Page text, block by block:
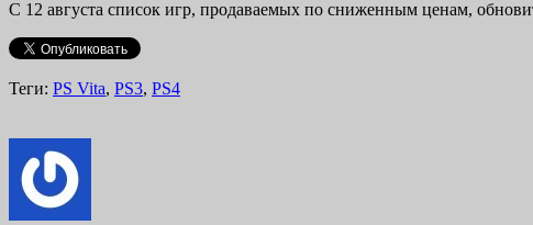
С 12 августа список игр, продаваемых по сниженным ценам,
Теги: PS Vita, PS3, PS4